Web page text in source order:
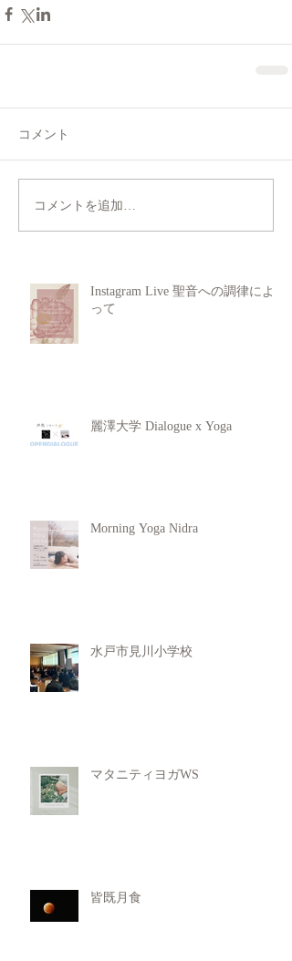
コメント
コメントを追加…
Instagram Live 聖音への調律によ
って
麗澤大学 Dialogue x Yoga
Morning Yoga Nidra
水戸市見川小学校
マタニティヨガWS
皆既月食